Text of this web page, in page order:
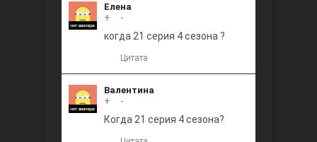
Елена
+
-
когда 21 серия 4 сезона ?
Цитата
Валентина
+
-
Когда 21 серия 4 сезона?